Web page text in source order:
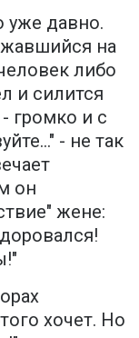
уже давно.
на
либо
и силится
громко и с
- не так
он
жене:
хочет. Но